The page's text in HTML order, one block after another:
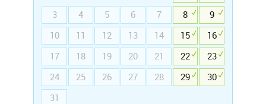
3
4 5 6 7 8
9
10
11 12 13 14 15
16
17
18 19 20 21 22
23
24
25 26 27 28 29
30
31